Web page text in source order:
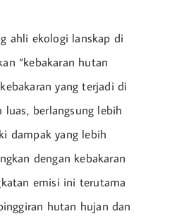
ahli ekologi lanskap di
“kebakaran hutan
yang terjadi di
luas, berlangsung lebih
dampak yang lebih
dengan kebakaran
emisi ini terutama
hutan hujan dan